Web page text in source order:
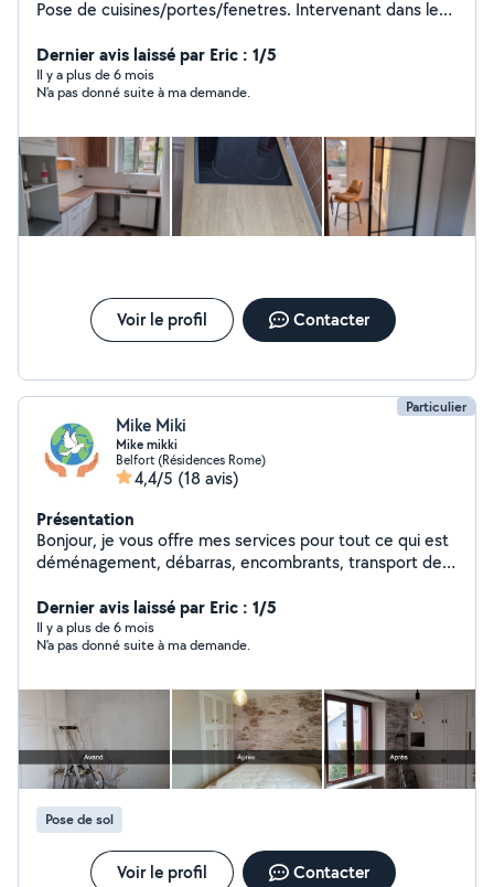
Pose de cuisines/portes/fenetres. Intervenant dans les
kilometres .
Dernier avis laissé par Eric : 1/5
Il y a plus de 6 mois
N'a pas donné suite à ma demande.
Voir le profil Contacter
Particulier
Mike Miki
Mike mikki
Belfort (Résidences Rome)
4,4/5 (18 avis)
Présentation
Bonjour, je vous offre mes services pour tout ce qui est
déménagement, débarras, encombrants, transport de
démolition. Devis gratuit
Dernier avis laissé par Eric : 1/5
Il y a plus de 6 mois
N'a pas donné suite à ma demande.
Pose de sol
Voir le profil Contacter